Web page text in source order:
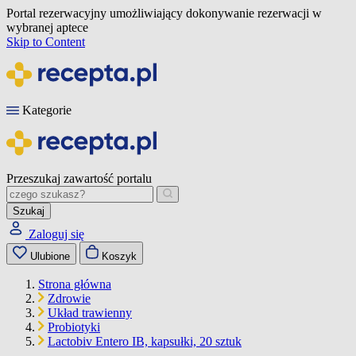
Portal rezerwacyjny umożliwiający dokonywanie rezerwacji w
wybranej aptece
Skip to Content
Kategorie
Przeszukaj zawartość portalu
Szukaj
Zaloguj się
Ulubione Koszyk
Strona główna
Zdrowie
Układ trawienny
Probiotyki
Lactobiv Entero IB, kapsułki, 20 sztuk